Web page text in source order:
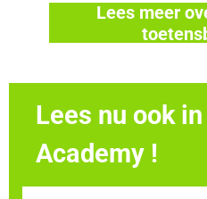
Lees meer
Lees nu ook
Academy !